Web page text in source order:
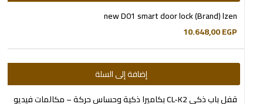
new D01 smart door lock (Brand) lzen
10.648,00EGP
إضافة إلى السلة
قفل باب ذكي CL-K2 بكاميرا ذكية وحساس حركة – مكالمات فيديو